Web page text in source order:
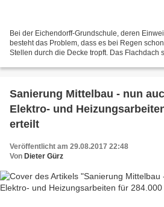
Bei der Eichendorff-Grundschule, deren
besteht das Problem, dass es bei Regen
Stellen durch die Decke tropft. Das Flachdach
Sanierung Mittelbau - nun auch Aufträge für
Elektro- und
erteilt
Veröffentlicht am 29.08.2017 22:48
Von Dieter Gürz